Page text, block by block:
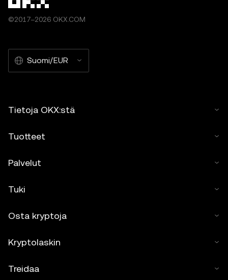
©2017–2026 OKX.COM
Suomi/EUR
Tietoja OKX:stä
Tuotteet
Palvelut
Tuki
Osta kryptoja
Kryptolaskin
Treidaa